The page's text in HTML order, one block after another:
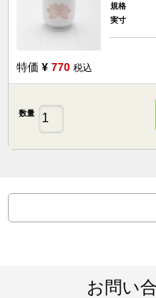
規格
実寸
特価 ¥ 770 税込
数量
お問い